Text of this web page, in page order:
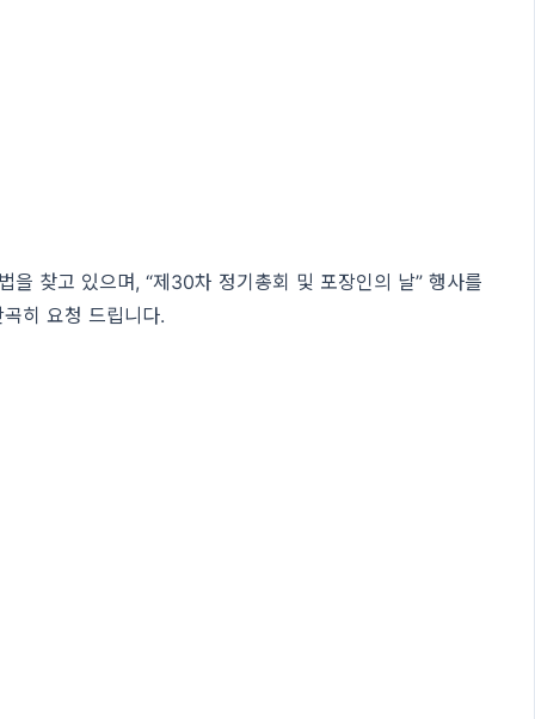
찾고 있으며, “제30차 정기총회 및 포장인의 날” 행사를
히 요청 드립니다.